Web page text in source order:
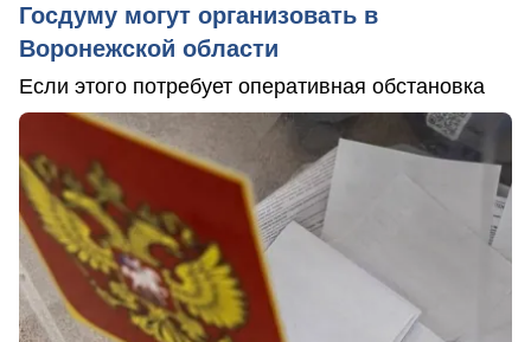
Госдуму могут организовать в
Воронежской области
Если этого потребует оперативная обстановка